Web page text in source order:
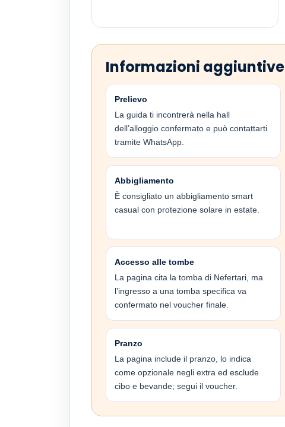
Informazioni aggiuntive
Prelievo
La guida ti incontrerà nella hall
dell’alloggio confermato e può contattarti
tramite WhatsApp.
Abbigliamento
È consigliato un abbigliamento smart
casual con protezione solare in estate.
Accesso alle tombe
La pagina cita la tomba di Nefertari, ma
l’ingresso a una tomba specifica va
confermato nel voucher finale.
Pranzo
La pagina include il pranzo, lo indica
come opzionale negli extra ed esclude
cibo e bevande; segui il voucher.